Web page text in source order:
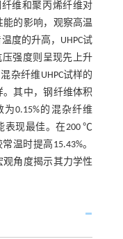
维和聚丙烯纤维对
能的影响，观察高温
度的升高，UHPC试
强度则呈现先上升
杂纤维UHPC试样的
。其中，钢纤维体积
0.15%的混杂纤维
表现最佳。在200 ℃
温时提高15.43%。
观角度揭示其力学性